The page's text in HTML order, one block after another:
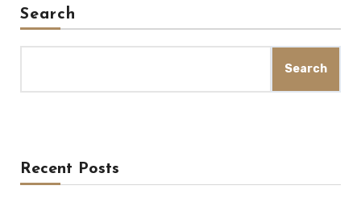
Search
Search
Recent Posts